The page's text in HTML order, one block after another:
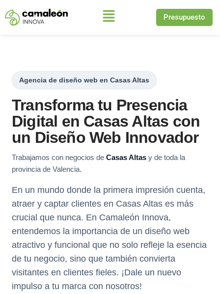
Saltar
Presupuesto
Agencia de diseño web en Casas Altas
Transforma tu Presencia
Digital en Casas Altas con
un Diseño Web Innovador
Trabajamos con negocios de Casas Altas y de toda la
provincia de Valencia.
En un mundo donde la primera impresión cuenta,
atraer y captar clientes en Casas Altas es más
crucial que nunca. En Camaleón Innova,
entendemos la importancia de un diseño web
atractivo y funcional que no solo refleje la esencia
de tu negocio, sino que también convierta
visitantes en clientes fieles. ¡Dale un nuevo
impulso a tu marca con nosotros!